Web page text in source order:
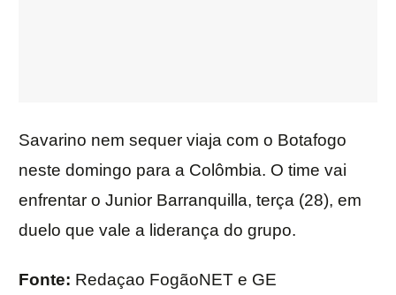
Savarino nem sequer viaja com o Botafogo
neste domingo para a Colômbia. O time vai
enfrentar o Junior Barranquilla, terça (28), em
duelo que vale a liderança do grupo.
Fonte: Redaçao FogãoNET e GE